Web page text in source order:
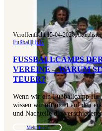
Veröffentlicht 15-04-2026|
Fußball|Hilfe
FUSSBALLCAMPS DER
REINE – WARUM SIND
UER?
Wenn wir ein Fußballcamp für
wissen wir oft nicht auf den
und Nachteile die
Mehr lesen